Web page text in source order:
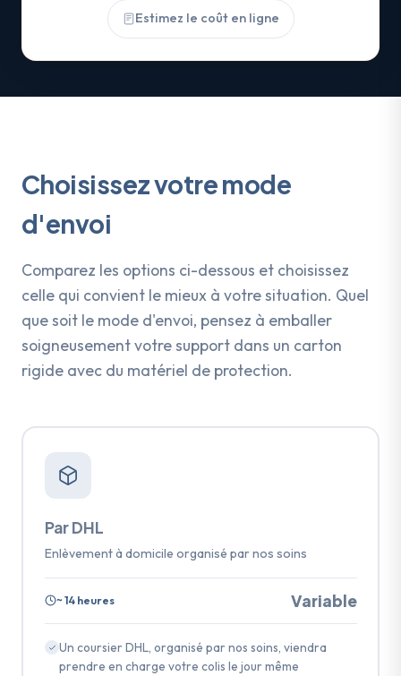
Estimez le coût en ligne
Choisissez votre mode
d'envoi
Comparez les options ci-dessous et choisissez
celle qui convient le mieux à votre situation. Quel
que soit le mode d'envoi, pensez à emballer
soigneusement votre support dans un carton
rigide avec du matériel de protection.
Par DHL
Enlèvement à domicile organisé par nos soins
~ 14 heures Variable
Un coursier DHL, organisé par nos soins, viendra
prendre en charge votre colis le jour même